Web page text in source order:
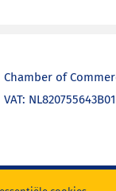
Chamber of
VAT: NL820755643B01